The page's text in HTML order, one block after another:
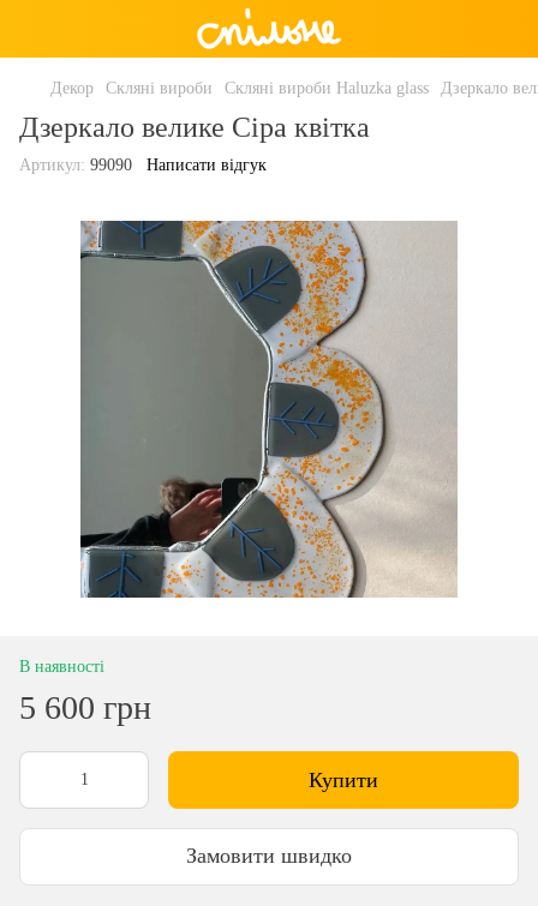
Декор Скляні вироби Скляні вироби Haluzka glass Дзеркало
Дзеркало велике Сіра квітка
Артикул: 99090 Написати відгук
В наявності
5 600 грн
Купити
Замовити швидко